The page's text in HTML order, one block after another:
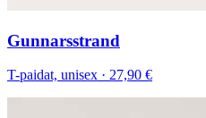
Gunnarsstrand
T-paidat, unisex · 27,90 €